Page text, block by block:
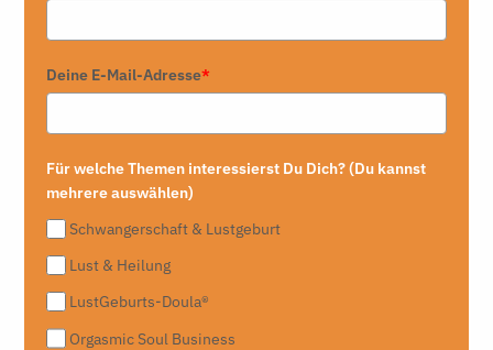
Deine E-Mail-Adresse*
Für welche Themen interessierst Du Dich? (Du kannst
mehrere auswählen)
Schwangerschaft & Lustgeburt
Lust & Heilung
LustGeburts-Doula®
Orgasmic Soul Business